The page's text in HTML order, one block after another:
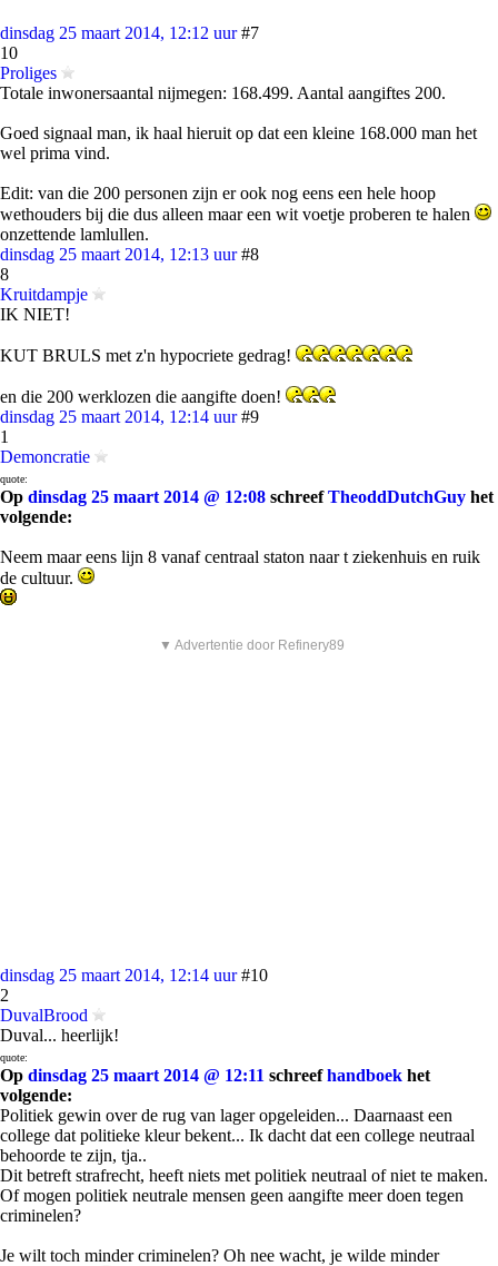
dinsdag 25 maart 2014, 12:12 uur #7
10
Proliges
Totale inwonersaantal nijmegen: 168.499. Aantal aangiftes 200.
Goed signaal man, ik haal hieruit op dat een kleine 168.000 man het
wel prima vind.
Edit: van die 200 personen zijn er ook nog eens een hele hoop
wethouders bij die dus alleen maar een wit voetje proberen te halen
onzettende lamlullen.
dinsdag 25 maart 2014, 12:13 uur #8
8
Kruitdampje
IK NIET!
KUT BRULS met z'n hypocriete gedrag!
en die 200 werklozen die aangifte doen!
dinsdag 25 maart 2014, 12:14 uur #9
1
Demoncratie
quote:
Op dinsdag 25 maart 2014 @ 12:08 schreefTheoddDutchGuy het
volgende:
Neem maar eens lijn 8 vanaf centraal staton naar t ziekenhuis en ruik
de cultuur.
▼ Advertentie door Refinery89
dinsdag 25 maart 2014, 12:14 uur #10
2
DuvalBrood
Duval... heerlijk!
quote:
Op dinsdag 25 maart 2014 @ 12:11 schreefhandboek het
volgende:
Politiek gewin over de rug van lager opgeleiden... Daarnaast een
college dat politieke kleur bekent... Ik dacht dat een college neutraal
behoorde te zijn, tja..
Dit betreft strafrecht, heeft niets met politiek neutraal of niet te maken.
Of mogen politiek neutrale mensen geen aangifte meer doen tegen
criminelen?
Je wilt toch minder criminelen? Oh nee wacht, je wilde minder